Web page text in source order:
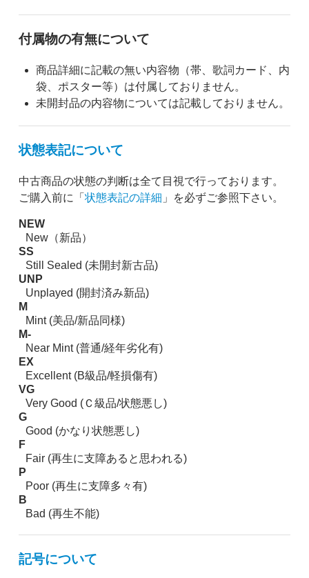
付属物の有無について
商品詳細に記載の無い内容物（帯、歌詞カード、内
袋、ポスター等）は付属しておりません。
未開封品の内容物については記載しておりません。
状態表記について
中古商品の状態の判断は全て目視で行っております。
ご購入前に「 状態表記の詳細 」を必ずご参照下さい。
NEW
New（新品）
SS
Still Sealed (未開封新古品)
UNP
Unplayed (開封済み新品)
M
Mint (美品/新品同様)
M-
Near Mint (普通/経年劣化有)
EX
Excellent (B級品/軽損傷有)
VG
Very Good (Ｃ級品/状態悪し)
G
Good (かなり状態悪し)
F
Fair (再生に支障あると思われる)
P
Poor (再生に支障多々有)
B
Bad (再生不能)
記号について